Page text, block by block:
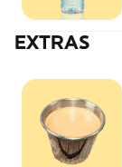
EXTRAS